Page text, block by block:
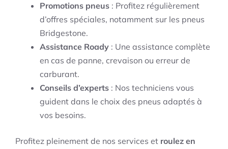
Promotions pneus : Profitez régulièrement
d’offres spéciales, notamment sur les pneus
Bridgestone.
Assistance Roady : Une assistance complète
en cas de panne, crevaison ou erreur de
carburant.
Conseils d’experts : Nos techniciens vous
guident dans le choix des pneus adaptés à
vos besoins.
Profitez pleinement de nos services et roulez en